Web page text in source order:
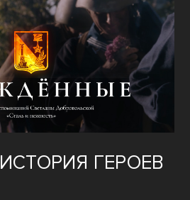
ИСТОРИЯ ГЕРОЕВ